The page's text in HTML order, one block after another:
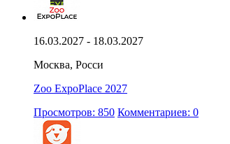
16.03.2027 - 18.03.2027
Москва, Росси
Zoo ExpoPlace 2027
Просмотров: 850 Комментариев: 0